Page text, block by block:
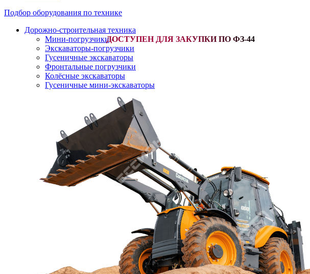
Подбор оборудования по технике
Дорожно-строительная техника
Мини-погрузчики-
Экскаваторы-погрузчики
Гусеничные экскаваторы
Фронтальные погрузчики
Колёсные экскаваторы
Гусеничные мини-экскаваторы